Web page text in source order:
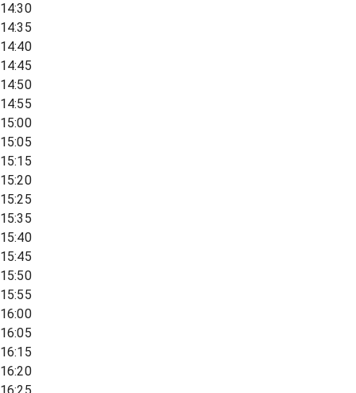
14:30
14:35
14:40
14:45
14:50
14:55
15:00
15:05
15:15
15:20
15:25
15:35
15:40
15:45
15:50
15:55
16:00
16:05
16:15
16:20